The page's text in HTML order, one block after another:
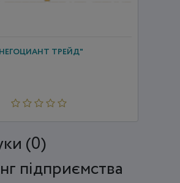
ТРЕЙД"
(0)
підприємства